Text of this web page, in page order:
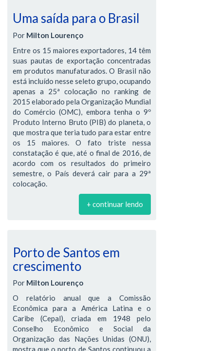
Uma saída para o Brasil
Por Milton Lourenço
Entre os 15 maiores exportadores, 14 têm
suas pautas de exportação concentradas
em produtos manufaturados. O Brasil não
está incluído nesse seleto grupo, ocupando
apenas a 25ª colocação no ranking de
2015 elaborado pela Organização Mundial
do Comércio (OMC), embora tenha o 9º
Produto Interno Bruto (PIB) do planeta, o
que mostra que teria tudo para estar entre
os 15 maiores. O fato triste nessa
constatação é que, até o final de 2016, de
acordo com os resultados do primeiro
semestre, o País deverá cair para a 29ª
colocação.
+ continuar lendo
Porto de Santos em
crescimento
Por Milton Lourenço
O relatório anual que a Comissão
Econômica para a América Latina e o
Caribe (Cepal), criada em 1948 pelo
Conselho Econômico e Social da
Organização das Nações Unidas (ONU),
mostra que o porto de Santos continuou a